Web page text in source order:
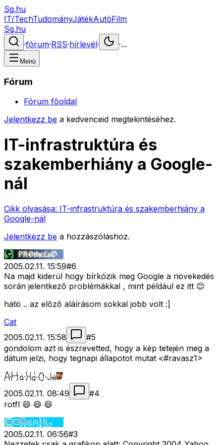
Sg.hu
IT/TechTudományJátékAutóFilm
Sg.hu
·fórum·RSS·hírlevél· ·...
Menü
Fórum
Fórum főoldal
Jelentkezz be a kedvenceid megtekintéséhez.
IT-infrastruktúra és
szakemberhiány a Google-
nál
Cikk olvasása: IT-infrastruktúra és szakemberhiány a
Google-nál
Jelentkezz be a hozzászóláshoz.
2005.02.11. 15:59#6
Na majd kiderül hogy bírkózik meg Google a növekedés
során jelentkezõ problémákkal , mint például ez itt 😊
hátö .. az előző aláírásom sokkal jobb volt :]
Cat
2005.02.11. 15:58
#5
gondolom azt is észrevetted, hogy a kép tetején meg a
dátum jelzi, hogy tegnapi állapotot mutat <#ravasz1>
2005.02.11. 08:49 #4
rotfl 😄 😄 😄
2005.02.11. 06:56#3